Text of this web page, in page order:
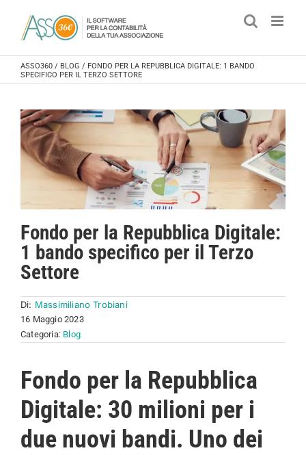
ASSO360 / BLOG / FONDO PER LA REPUBBLICA DIGITALE: 1 BANDO
SPECIFICO PER IL TERZO SETTORE
Fondo per la Repubblica Digitale:
1 bando specifico per il Terzo
Settore
Di: Massimiliano Trobiani
16 Maggio 2023
Categoria: Blog
Fondo per la Repubblica
Digitale: 30 milioni per i
due nuovi bandi. Uno dei